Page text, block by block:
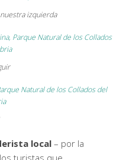
izquierda
local – por la